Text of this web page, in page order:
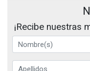
¡Recibe nuestras